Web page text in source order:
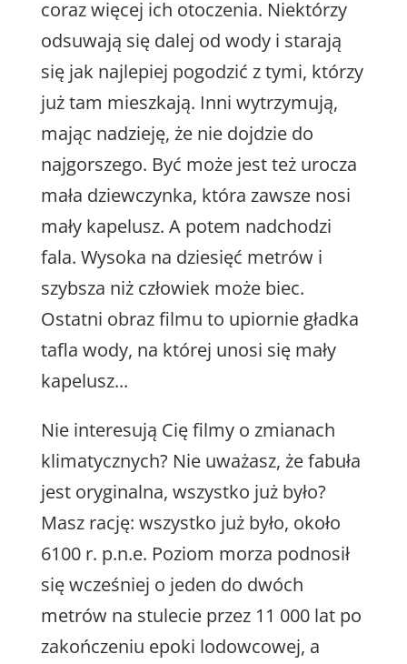
coraz więcej ich otoczenia. Niektórzy
odsuwają się dalej od wody i starają
się jak najlepiej pogodzić z tymi, którzy
już tam mieszkają. Inni wytrzymują,
mając nadzieję, że nie dojdzie do
najgorszego. Być może jest też urocza
mała dziewczynka, która zawsze nosi
mały kapelusz. A potem nadchodzi
fala. Wysoka na dziesięć metrów i
szybsza niż człowiek może biec.
Ostatni obraz filmu to upiornie gładka
tafla wody, na której unosi się mały
kapelusz...
Nie interesują Cię filmy o zmianach
klimatycznych? Nie uważasz, że fabuła
jest oryginalna, wszystko już było?
Masz rację: wszystko już było, około
6100 r. p.n.e. Poziom morza podnosił
się wcześniej o jeden do dwóch
metrów na stulecie przez 11 000 lat po
zakończeniu epoki lodowcowej, a